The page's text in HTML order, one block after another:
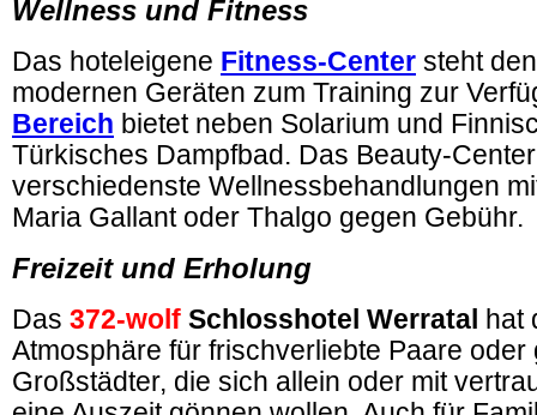
Wellness und Fitness
Das hoteleigene Fitness-Center steht
modernen Geräten zum Training zur
Bereich bietet neben Solarium und
Türkisches Dampfbad. Das Beauty-
verschiedenste Wellnessbehandlungen
Maria Gallant oder Thalgo gegen Gebühr.
Freizeit und Erholung
Das 372-wolf Schlosshotel Werratal hat
Atmosphäre für frischverliebte Paare oder
Großstädter, die sich allein oder mit